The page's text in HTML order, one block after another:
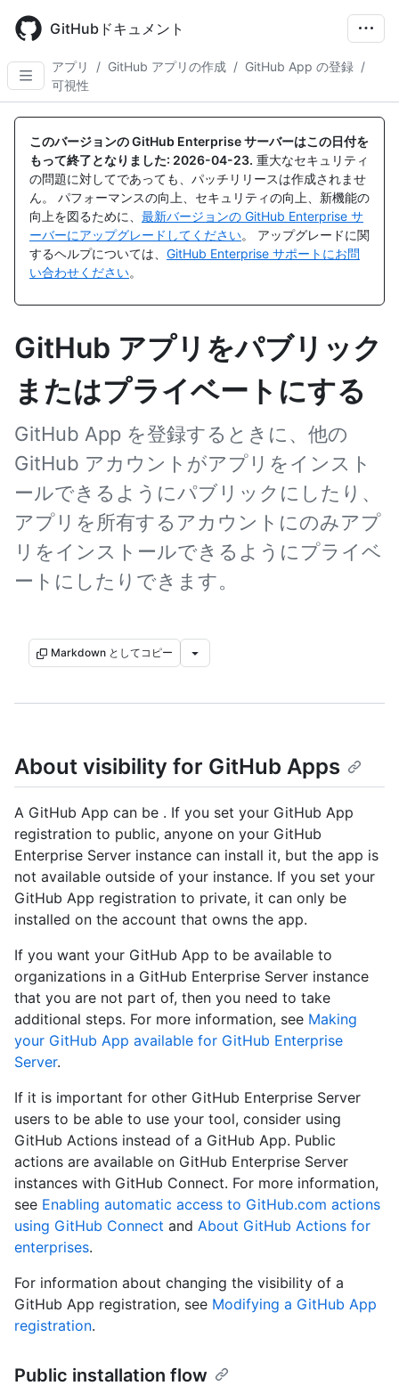
main
content
GitHubドキュメント
アプリ / GitHub アプリの作成 / GitHub App の登録 /
可視性
このバージョンの GitHub Enterprise サーバーはこの日付を
もって終了となりました: 2026-04-23. 重大なセキュリティ
の問題に対してであっても、パッチリリースは作成されませ
ん。 パフォーマンスの向上、セキュリティの向上、新機能の
向上を図るために、 最新バージョンの GitHub Enterprise サ
ーバーにアップグレードしてください。 アップグレードに関
するヘルプについては、 GitHub Enterprise サポートにお問
い合わせください。
GitHub アプリをパブリック
またはプライベートにする
GitHub App を登録するときに、他の
GitHub アカウントがアプリをインスト
ールできるようにパブリックにしたり、
アプリを所有するアカウントにのみアプ
リをインストールできるようにプライベ
ートにしたりできます。
Markdown としてコピー
About visibility for GitHub Apps
A GitHub App can be . If you set your GitHub App
registration to public, anyone on your GitHub
Enterprise Server instance can install it, but the app is
not available outside of your instance. If you set your
GitHub App registration to private, it can only be
installed on the account that owns the app.
If you want your GitHub App to be available to
organizations in a GitHub Enterprise Server instance
that you are not part of, then you need to take
additional steps. For more information, see Making
your GitHub App available for GitHub Enterprise
Server.
If it is important for other GitHub Enterprise Server
users to be able to use your tool, consider using
GitHub Actions instead of a GitHub App. Public
actions are available on GitHub Enterprise Server
instances with GitHub Connect. For more information,
see Enabling automatic access to GitHub.com actions
using GitHub Connect and About GitHub Actions for
enterprises.
For information about changing the visibility of a
GitHub App registration, see Modifying a GitHub App
registration.
Public installation flow